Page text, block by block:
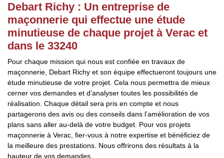
Debart Richy : Un entreprise de
maçonnerie qui effectue une étude
minutieuse de chaque projet à Verac et
dans le 33240
Pour chaque mission qui nous est confiée en travaux de
maçonnerie, Debart Richy et son équipe effectueront toujours une
étude minutieuse de votre projet. Cela nous permettra de mieux
cerner vos demandes et d’analyser toutes les possibilités de
réalisation. Chaque détail sera pris en compte et nous
partagerons des avis ou des conseils dans l’amélioration de vos
plans sans aller au-delà de votre budget. Pour vos projets
maçonnerie à Verac, fier-vous à notre expertise et bénéficiez de
la meilleure des prestations. Nous offrirons des résultats à la
hauteur de vos demandes.